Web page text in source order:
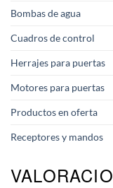
Bombas de agua
Cuadros de control
Herrajes para puertas
Motores para puertas
Productos en oferta
Receptores y mandos